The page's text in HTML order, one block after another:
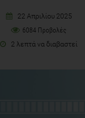
22 Απριλίου 2025
6084 Προβολές
2 λεπτά να διαβαστεί